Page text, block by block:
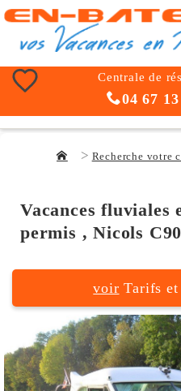
Centrale de
04 67
Recherche votre
Vacances fluviales
permis , Nicols
voir Tarifs